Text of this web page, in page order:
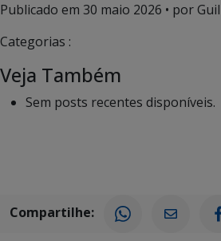
Publicado em 30 maio 2026 • por
Categorias :
Veja Também
Sem posts recentes disponíveis.
Compartilhe: